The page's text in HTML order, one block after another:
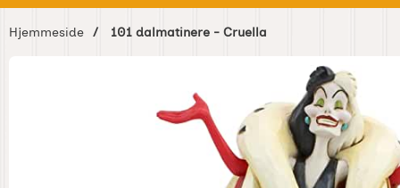
Hjemmeside 101 dalmatinere - Cruella